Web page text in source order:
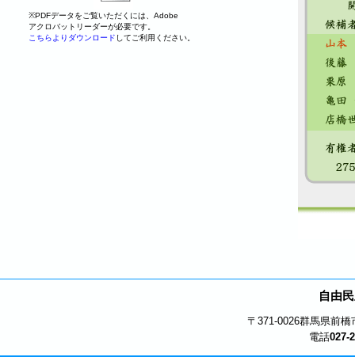
※PDFデータをご覧いただくには、Adobe
アクロバットリーダーが必要です。
こちらよりダウンロード してご利用ください。
自由
〒371-0026群馬県前橋
電話027-